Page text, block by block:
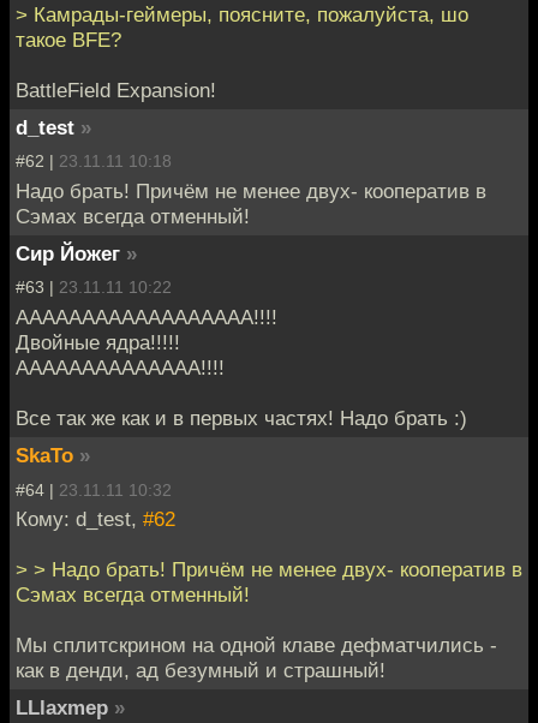
> Камрады-геймеры, поясните, пожалуйста, шо
такое BFE?
BattleField Expansion!
d_test »
#62 | 23.11.11 10:18
Надо брать! Причём не менее двух- кооператив в
Сэмах всегда отменный!
Сир Йожег »
#63 | 23.11.11 10:22
АААААААААААААААААА!!!!
Двойные ядра!!!!!
АААААААААААААА!!!!
Все так же как и в первых частях! Надо брать :)
SkaTo »
#64 | 23.11.11 10:32
Кому: d_test, #62
> > Надо брать! Причём не менее двух- кооператив в
Сэмах всегда отменный!
Мы сплитскрином на одной клаве дефматчились -
как в денди, ад безумный и страшный!
LLlaxmep »